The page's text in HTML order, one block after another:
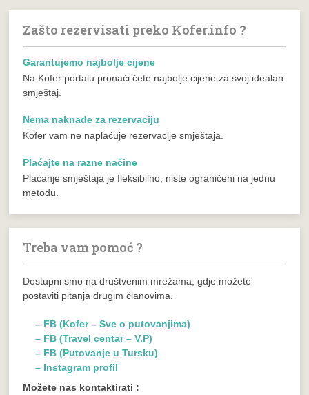
Zašto rezervisati preko Kofer.info ?
Garantujemo najbolje cijene
Na Kofer portalu pronaći ćete najbolje cijene za svoj idealan
smještaj.
Nema naknade za rezervaciju
Kofer vam ne naplaćuje rezervacije smještaja.
Plaćajte na razne načine
Plaćanje smještaja je fleksibilno, niste ograničeni na jednu
metodu.
Treba vam pomoć ?
Dostupni smo na društvenim mrežama, gdje možete
postaviti pitanja drugim članovima.
– FB (Kofer – Sve o putovanjima)
– FB (Travel centar – V.P)
– FB (Putovanje u Tursku)
– Instagram profil
Možete nas kontaktirati :